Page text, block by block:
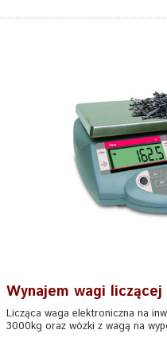
Wynajem wagi liczącej
Licząca waga elektroniczna na
3000kg oraz wózki z wagą na